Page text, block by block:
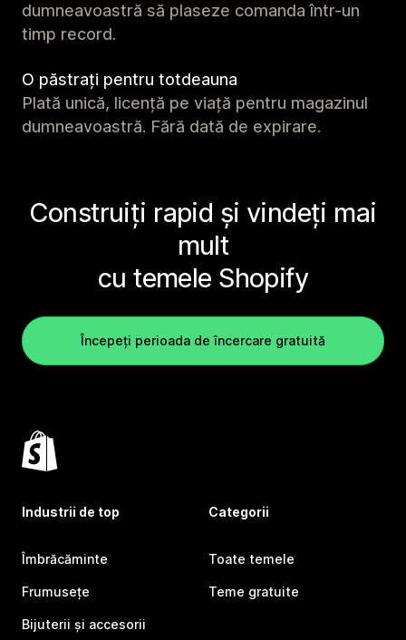
dumneavoastră să plaseze comanda într-un
timp record.
O păstrați pentru totdeauna
Plată unică, licență pe viață pentru magazinul
dumneavoastră. Fără dată de expirare.
Construiți rapid și vindeți mai
mult
cu temele Shopify
Începeți perioada de încercare gratuită
Industrii de top
Îmbrăcăminte
Frumusețe
Bijuterii și accesorii
Categorii
Toate temele
Teme gratuite